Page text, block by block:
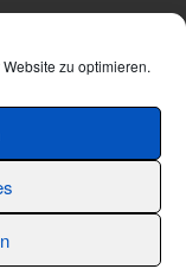
zu optimieren.
Rechte vorbehalten